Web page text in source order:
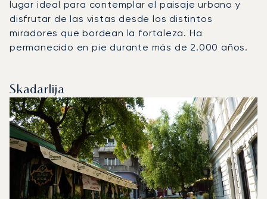
lugar ideal para contemplar el paisaje urbano y
disfrutar de las vistas desde los distintos
miradores que bordean la fortaleza. Ha
permanecido en pie durante más de 2.000 años.
Skadarlija